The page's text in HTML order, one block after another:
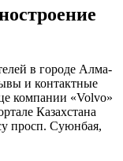
в городе Алма-
и контактные
компании «Volvo»
Казахстана
просп. Суюнбая,